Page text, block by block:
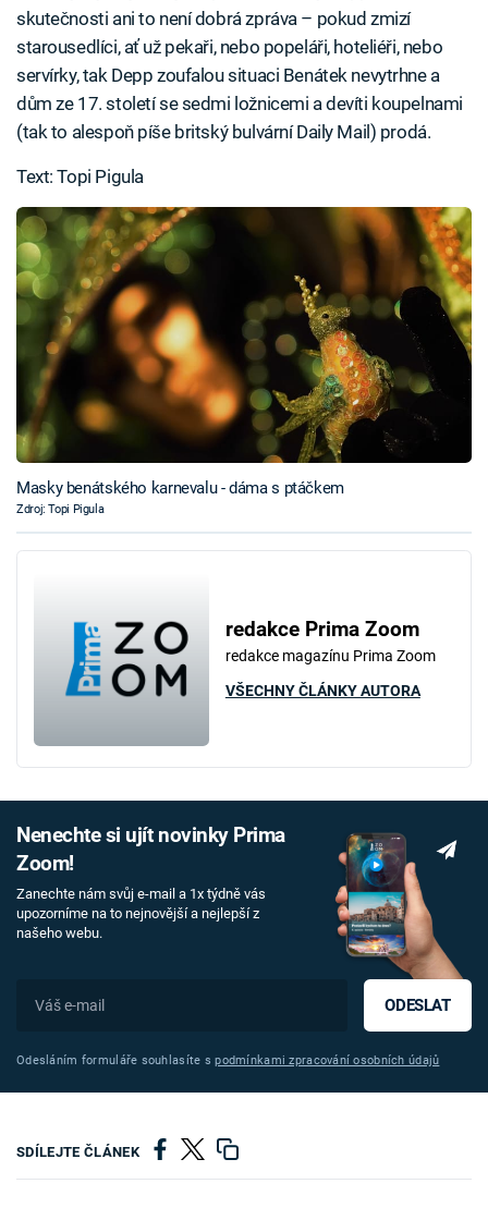
skutečnosti ani to není dobrá zpráva – pokud zmizí
starousedlíci, ať už pekaři, nebo popeláři, hoteliéři, nebo
servírky, tak Depp zoufalou situaci Benátek nevytrhne a
dům ze 17. století se sedmi ložnicemi a devíti koupelnami
(tak to alespoň píše britský bulvární Daily Mail) prodá.
Text: Topi Pigula
Masky benátského karnevalu - dáma s ptáčkem
Zdroj: Topi Pigula
redakce Prima Zoom
redakce magazínu Prima Zoom
VŠECHNY ČLÁNKY AUTORA
Nenechte si ujít novinky Prima
Zoom!
Zanechte nám svůj e-mail a 1x týdně vás
upozorníme na to nejnovější a nejlepší z
našeho webu.
ODESLAT
Odesláním formuláře souhlasíte spodmínkami zpracování osobních údajů
SDÍLEJTE ČLÁNEK